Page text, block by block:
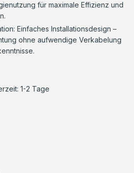
für maximale Effizienz und
Einfaches Installationsdesign –
ohne aufwendige Verkabelung
1-2 Tage